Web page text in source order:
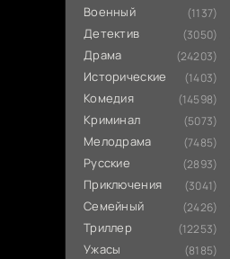
Военный (1137)
Детектив (3050)
Драма (24203)
Исторические (1403)
Комедия (14598)
Криминал (5073)
Мелодрама (7485)
Русские (2893)
Приключения (3041)
Семейный (2426)
Триллер (12253)
Ужасы (8185)